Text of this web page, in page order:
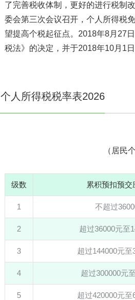
了完善税收体制，更好的进行税制
委会第三次会议召开，个人所得税
望提高个税起征点。2018年8月27
税法》的决定，并于2018年10月1
个人所得税税率表2026
（居民
级数 累积预扣预
1 不超过
2 超过36000元至
3 超过144000元
4 超过300000元
5 超过420000元